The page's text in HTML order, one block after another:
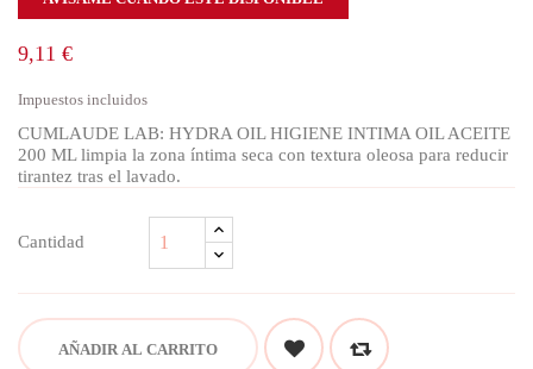
9,11 €
Impuestos incluidos
CUMLAUDE LAB: HYDRA OIL HIGIENE INTIMA OIL ACEITE
200 ML limpia la zona íntima seca con textura oleosa para reducir
tirantez tras el lavado.
Cantidad
AÑADIR AL CARRITO